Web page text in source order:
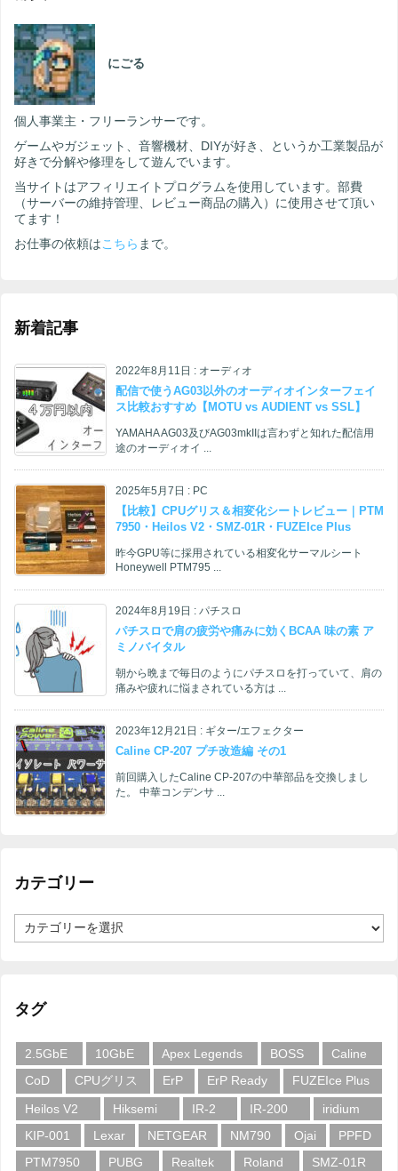
にごる
個人事業主・フリーランサーです。
ゲームやガジェット、音響機材、DIYが好き、というか工業製品が
好きで分解や修理をして遊んでいます。
当サイトはアフィリエイトプログラムを使用しています。部費
（サーバーの維持管理、レビュー商品の購入）に使用させて頂い
てます！
お仕事の依頼はこちら まで。
新着記事
2022年8月11日 : オーディオ
配信で使うAG03以外のオーディオインターフェイ
ス比較おすすめ【MOTU vs AUDIENT vs SSL】
YAMAHA AG03及びAG03mkIIは言わずと知れた配信用
途のオーディオイ ...
2025年5月7日 : PC
【比較】CPUグリス＆相変化シートレビュー｜PTM
7950・Heilos V2・SMZ-01R・FUZEIce Plus
昨今GPU等に採用されている相変化サーマルシート
Honeywell PTM795 ...
2024年8月19日 : パチスロ
パチスロで肩の疲労や痛みに効くBCAA 味の素 ア
ミノバイタル
朝から晩まで毎日のようにパチスロを打っていて、肩の
痛みや疲れに悩まされている方は ...
2023年12月21日 : ギター/エフェクター
Caline CP-207 プチ改造編 その1
前回購入したCaline CP-207の中華部品を交換しまし
た。 中華コンデンサ ...
カテゴリー
テ
タグ
2.5GbE 10GbE Apex Legends BOSS
Caline
CoD
CPUグリス ErP ErP Ready
FUZEIce Plus
Heilos V2
Hiksemi IR-2 IR-200
iridium
KIP-001
Lexar NETGEAR NM790 Ojai
PPFD
PTM7950
PUBG Realtek Roland
SMZ-01R